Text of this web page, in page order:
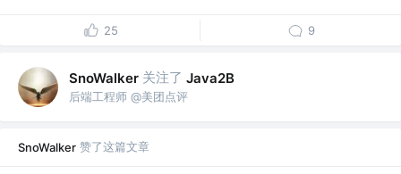
25 9
SnoWalker 关注了 Java2B
后端工程师 @美团点评
SnoWalker 赞了这篇文章